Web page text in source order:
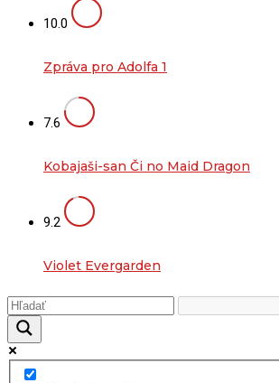
10.0
Zpráva pro Adolfa 1
7.6
Kobajaši-san Či no Maid Dragon
9.2
Violet Evergarden